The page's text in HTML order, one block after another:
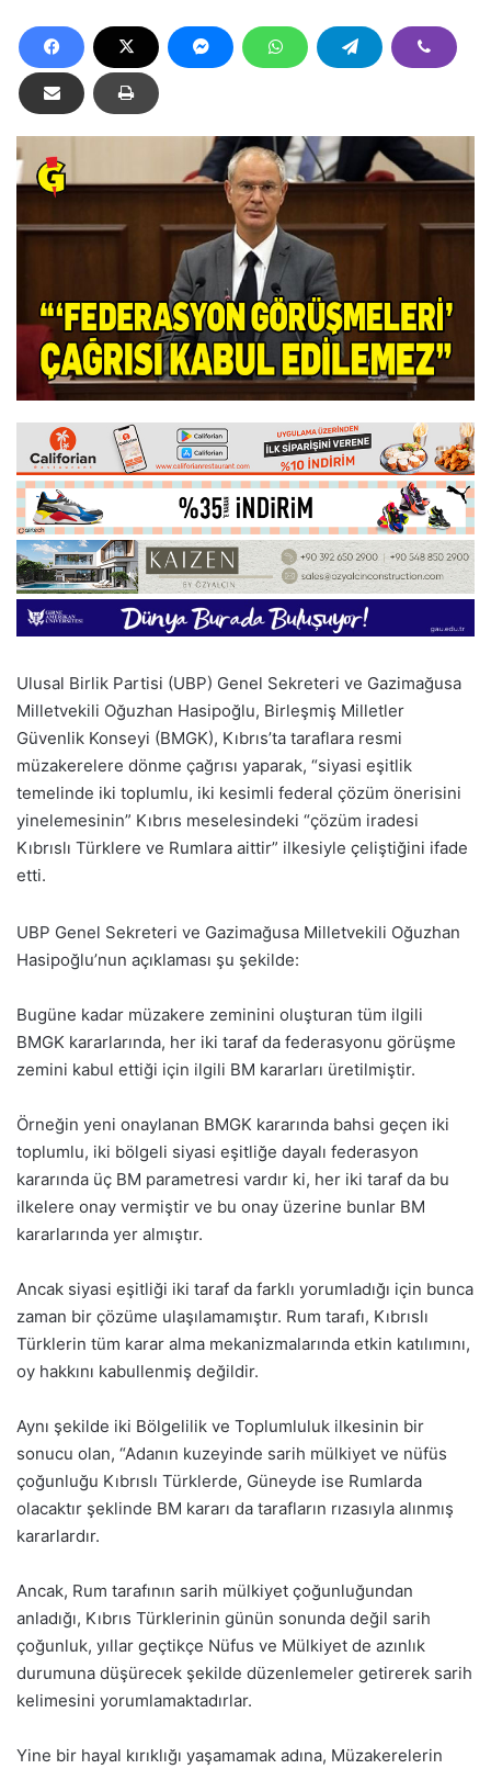
Ulusal Birlik Partisi (UBP) Genel Sekreteri ve Gazimağusa
Milletvekili Oğuzhan Hasipoğlu, Birleşmiş Milletler
Güvenlik Konseyi (BMGK), Kıbrıs’ta taraflara resmi
müzakerelere dönme çağrısı yaparak, “siyasi eşitlik
temelinde iki toplumlu, iki kesimli federal çözüm önerisini
yinelemesinin” Kıbrıs meselesindeki “çözüm iradesi
Kıbrıslı Türklere ve Rumlara aittir” ilkesiyle çeliştiğini ifade
etti.
UBP Genel Sekreteri ve Gazimağusa Milletvekili Oğuzhan
Hasipoğlu’nun açıklaması şu şekilde:
Bugüne kadar müzakere zeminini oluşturan tüm ilgili
BMGK kararlarında, her iki taraf da federasyonu görüşme
zemini kabul ettiği için ilgili BM kararları üretilmiştir.
Örneğin yeni onaylanan BMGK kararında bahsi geçen iki
toplumlu, iki bölgeli siyasi eşitliğe dayalı federasyon
kararında üç BM parametresi vardır ki, her iki taraf da bu
ilkelere onay vermiştir ve bu onay üzerine bunlar BM
kararlarında yer almıştır.
Ancak siyasi eşitliği iki taraf da farklı yorumladığı için bunca
zaman bir çözüme ulaşılamamıştır. Rum tarafı, Kıbrıslı
Türklerin tüm karar alma mekanizmalarında etkin katılımını,
oy hakkını kabullenmiş değildir.
Aynı şekilde iki Bölgelilik ve Toplumluluk ilkesinin bir
sonucu olan, “Adanın kuzeyinde sarih mülkiyet ve nüfüs
çoğunluğu Kıbrıslı Türklerde, Güneyde ise Rumlarda
olacaktır şeklinde BM kararı da tarafların rızasıyla alınmış
kararlardır.
Ancak, Rum tarafının sarih mülkiyet çoğunluğundan
anladığı, Kıbrıs Türklerinin günün sonunda değil sarih
çoğunluk, yıllar geçtikçe Nüfus ve Mülkiyet de azınlık
durumuna düşürecek şekilde düzenlemeler getirerek sarih
kelimesini yorumlamaktadırlar.
Yine bir hayal kırıklığı yaşamamak adına, Müzakerelerin